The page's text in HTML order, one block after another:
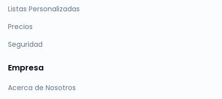
Listas Personalizadas
Precios
Seguridad
Empresa
Acerca de Nosotros